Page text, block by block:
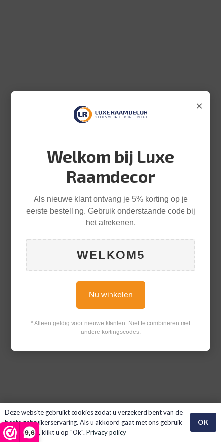
9,6
×
Welkom bij Luxe
Raamdecor
Als nieuwe klant ontvang je 5% korting op je
eerste bestelling. Gebruik onderstaande code bij
het afrekenen.
WELKOM5
Nu winkelen
* Alleen geldig voor nieuwe klanten. Niet te combineren met
andere kortingscodes.
Deze website gebruikt cookies zodat u verzekerd bent van de
beste gebruikerservaring. Als u akkoord gaat met ons gebruik
van cookies, klikt u op "Ok". Privacy policy
OK